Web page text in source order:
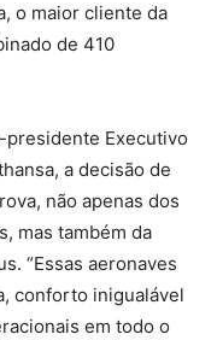
o maior cliente da
de 410
presidente Executivo
a decisão de
não apenas dos
mas também da
“Essas aeronaves
conforto inigualável
em todo o